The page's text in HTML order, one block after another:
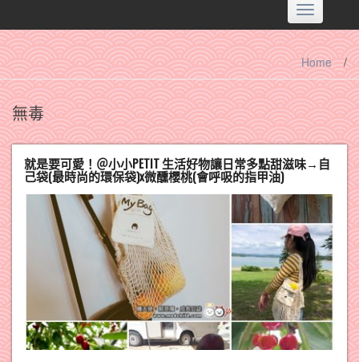
Toggle
navigation
Home /
無毒
就是要可愛！＠小小PETIT 生活好物讓日常多點甜滋味→自
己袋(最時尚的環保袋)x微醺櫻桃(會呼吸的指甲油)